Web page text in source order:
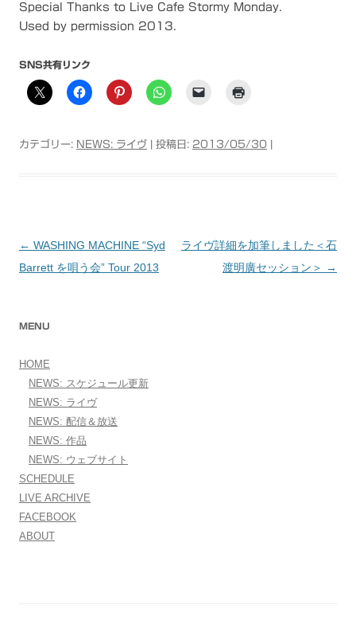
Special Thanks to Live Cafe Stormy Monday.
Used by permission 2013.
SNS共有リンク
カテゴリー: NEWS: ライヴ | 投稿日: 2013/05/30
投稿ナビゲーション
← WASHING MACHINE “Syd
Barrett を唄う会” Tour 2013
ライヴ詳細を加筆しました＜石
渡明廣セッション＞ →
MENU
HOME
NEWS: スケジュール更新
NEWS: ライヴ
NEWS: 配信＆放送
NEWS: 作品
NEWS: ウェブサイト
SCHEDULE
LIVE ARCHIVE
FACEBOOK
ABOUT